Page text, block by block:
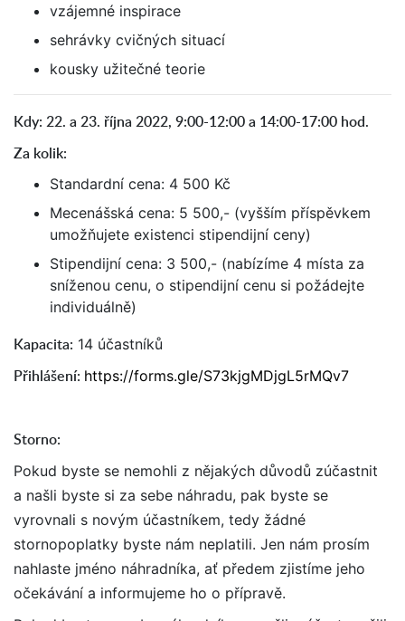
vzájemné inspirace
sehrávky cvičných situací
kousky užitečné teorie
Kdy: 22. a 23. října 2022, 9:00-12:00 a 14:00-17:00 hod.
Za kolik:
Standardní cena: 4 500 Kč
Mecenášská cena: 5 500,- (vyšším příspěvkem
umožňujete existenci stipendijní ceny)
Stipendijní cena: 3 500,- (nabízíme 4 místa za
sníženou cenu, o stipendijní cenu si požádejte
individuálně)
Kapacita: 14 účastníků
Přihlášení: https://forms.gle/S73kjgMDjgL5rMQv7
Storno:
Pokud byste se nemohli z nějakých důvodů zúčastnit
a našli byste si za sebe náhradu, pak byste se
vyrovnali s novým účastníkem, tedy žádné
stornopoplatky byste nám neplatili. Jen nám prosím
nahlaste jméno náhradníka, ať předem zjistíme jeho
očekávání a informujeme ho o přípravě.